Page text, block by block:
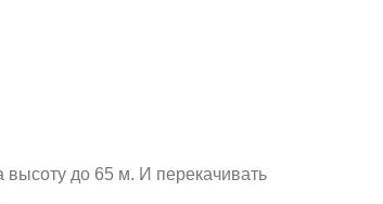
высоту до 65 м. И перекачивать